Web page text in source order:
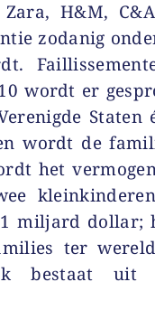
H&M,
zodanig
wordt er
Staten
wordt de
het
miljard dollar;
ter
bestaat uit